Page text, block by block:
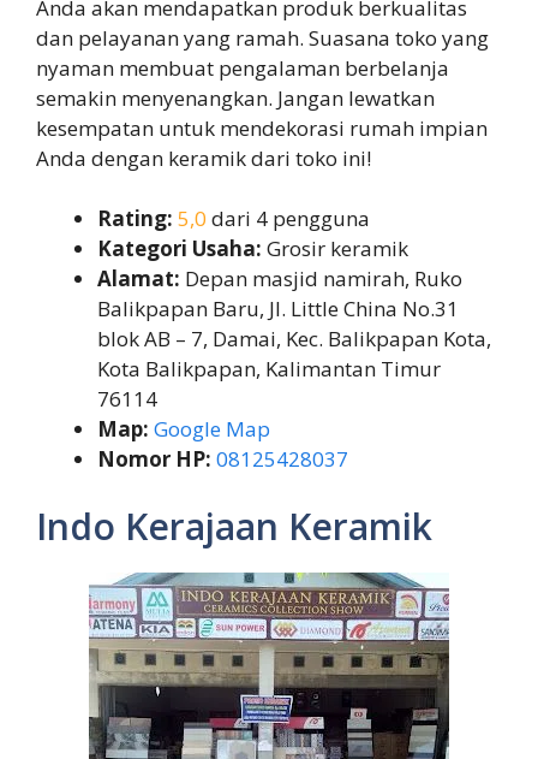
Anda akan mendapatkan produk berkualitas
dan pelayanan yang ramah. Suasana toko yang
nyaman membuat pengalaman berbelanja
semakin menyenangkan. Jangan lewatkan
kesempatan untuk mendekorasi rumah impian
Anda dengan keramik dari toko ini!
Rating: 5,0 dari 4 pengguna
Kategori Usaha: Grosir keramik
Alamat: Depan masjid namirah, Ruko
Balikpapan Baru, Jl. Little China No.31
blok AB – 7, Damai, Kec. Balikpapan Kota,
Kota Balikpapan, Kalimantan Timur
76114
Map: Google Map
Nomor HP: 08125428037
Indo Kerajaan Keramik